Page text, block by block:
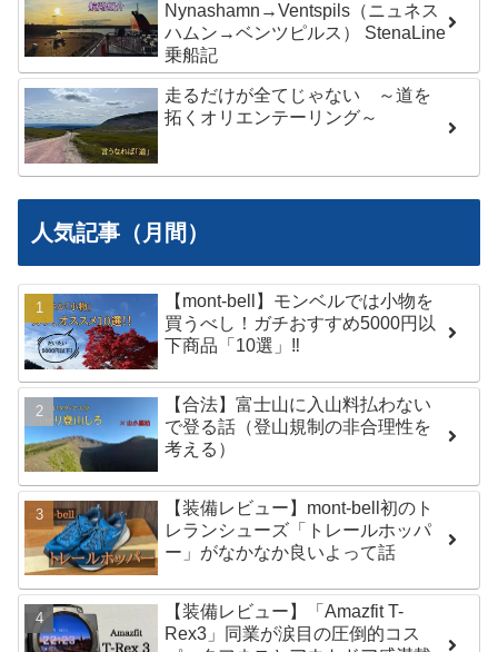
Nynashamn→Ventspils（ニュネス
ハムン→ベンツピルス） StenaLine
乗船記
走るだけが全てじゃない ～道を
拓くオリエンテーリング～
人気記事（月間）
【mont-bell】モンベルでは小物を
買うべし！ガチおすすめ5000円以
下商品「10選」‼︎
【合法】富士山に入山料払わない
で登る話（登山規制の非合理性を
考える）
【装備レビュー】mont-bell初のト
レランシューズ「トレールホッパ
ー」がなかなか良いよって話
【装備レビュー】「Amazfit T-
Rex3」同業が涙目の圧倒的コス